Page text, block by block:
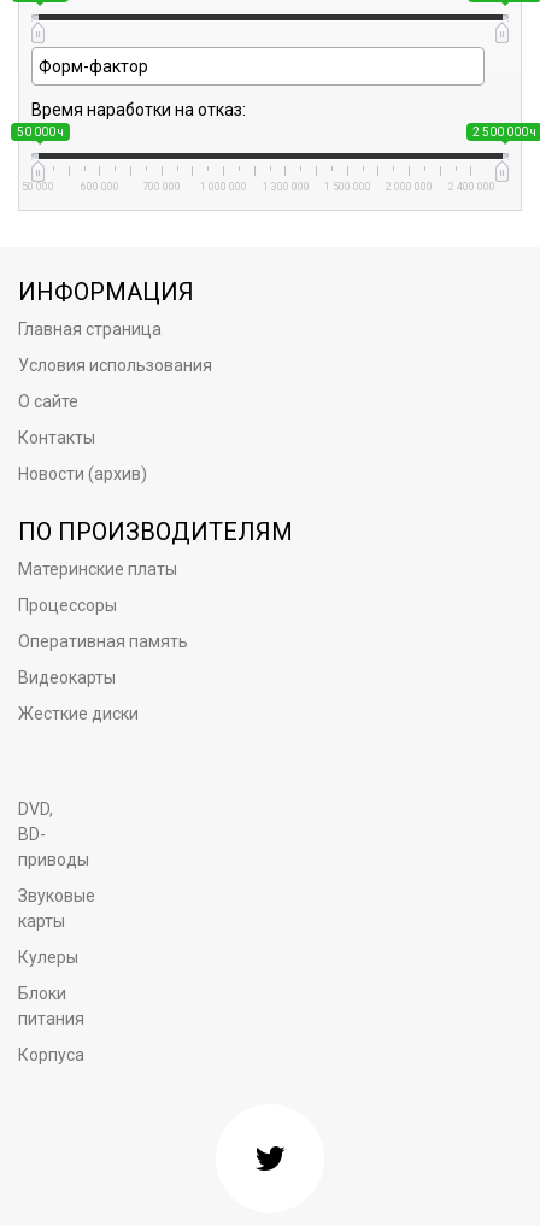
Время наработки на отказ:
50 000 ч 2 500 000 ч
50 000 600 000 700 000 1 000 000 1 300 000 1 500 000 2 000 000 2 400 000
ИНФОРМАЦИЯ
Главная страница
Условия использования
О сайте
Контакты
Новости (архив)
ПО ПРОИЗВОДИТЕЛЯМ
Материнские платы
Процессоры
Оперативная память
Видеокарты
Жесткие диски
DVD,
BD-
приводы
Звуковые
карты
Кулеры
Блоки
питания
Корпуса